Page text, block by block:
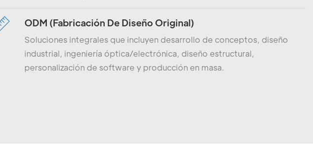
ODM (fabricación De Diseño Original)
Soluciones integrales que incluyen desarrollo de conceptos, diseño
industrial, ingeniería óptica/electrónica, diseño estructural,
personalización de software y producción en masa.